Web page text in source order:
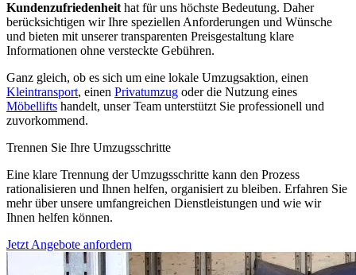
Kundenzufriedenheit hat für uns höchste Bedeutung. Daher
berücksichtigen wir Ihre speziellen Anforderungen und Wünsche
und bieten mit unserer transparenten Preisgestaltung klare
Informationen ohne versteckte Gebühren.
Ganz gleich, ob es sich um eine lokale Umzugsaktion, einen
Kleintransport, einen Privatumzug oder die Nutzung eines
Möbellifts handelt, unser Team unterstützt Sie professionell und
zuvorkommend.
Trennen Sie Ihre Umzugsschritte
Eine klare Trennung der Umzugsschritte kann den Prozess
rationalisieren und Ihnen helfen, organisiert zu bleiben. Erfahren Sie
mehr über unsere umfangreichen Dienstleistungen und wie wir
Ihnen helfen können.
Jetzt Angebote anfordern